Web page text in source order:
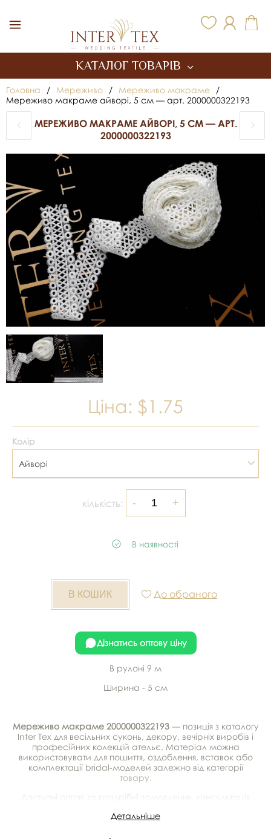
КАТАЛОГ ТОВАРІВ
Головна / Мереживо / Мереживо макраме
/
Мереживо макраме айворі, 5 см — арт. 2000000322193
МЕРЕЖИВО МАКРАМЕ АЙВОРІ, 5 СМ — АРТ.
2000000322193
Ціна: $1.75
Колір
Айворі
кількість:
В наявності
До обраного
Дізнатись оптову ціну
В рулоні 9 м
Ширина - 5 см
Мереживо макраме 2000000322193— позиція з каталогу
Inter Tex для весільних суконь, декору, вечірніх виробів і
професійних колекцій ательє. Матеріал можна
використовувати для пошиття, оздоблення, вставок або
комплектації bridal-моделей залежно від категорії
товару.
Доступні оптові та роздрібні замовлення, консультація
Артикул/SKU: 362175.
Детальніше